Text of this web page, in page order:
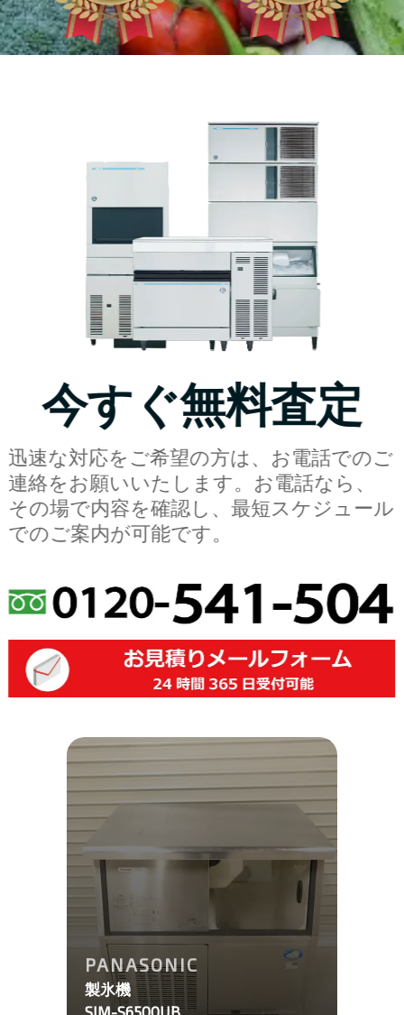
今すぐ無料査定
迅速な対応をご希望の方は、お電話でのご
連絡をお願いいたします。お電話なら、
その場で内容を確認し、最短スケジュール
でのご案内が可能です。
PANASONIC
製氷機
SIM-S6500UB